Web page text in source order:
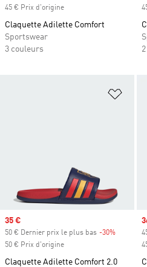
45 € Prix d'origine
Claquette Adilette Comfort
Sportswear
3 couleurs
Prix soldé
35 €
50 € Dernier prix le plus bas -30%
50 € Prix d'origine
Claquette Adilette Comfort 2.0